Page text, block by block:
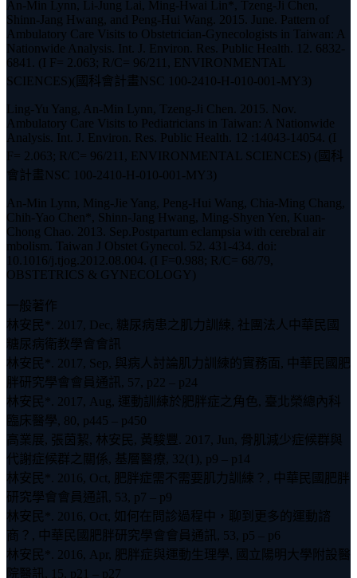
An-Min Lynn, Li-Jung Lai, Ming-Hwai Lin*, Tzeng-Ji Chen,
Shinn-Jang Hwang, and Peng-Hui Wang. 2015. June. Pattern of
Ambulatory Care Visits to Obstetrician-Gynecologists in Taiwan: A
Nationwide Analysis. Int. J. Environ. Res. Public Health. 12. 6832-
6841. (I F= 2.063; R/C= 96/211, ENVIRONMENTAL
SCIENCES)(國科會計畫NSC 100-2410-H-010-001-MY3)
Ling-Yu Yang, An-Min Lynn, Tzeng-Ji Chen. 2015. Nov.
Ambulatory Care Visits to Pediatricians in Taiwan: A Nationwide
Analysis. Int. J. Environ. Res. Public Health. 12 :14043-14054. (I
F= 2.063; R/C= 96/211, ENVIRONMENTAL SCIENCES) (國科
會計畫NSC 100-2410-H-010-001-MY3)
An-Min Lynn, Ming-Jie Yang, Peng-Hui Wang, Chia-Ming Chang,
Chih-Yao Chen*, Shinn-Jang Hwang, Ming-Shyen Yen, Kuan-
Chong Chao. 2013. Sep.Postpartum eclampsia with cerebral air
mbolism. Taiwan J Obstet Gynecol. 52. 431-434. doi:
10.1016/j.tjog.2012.08.004. (I F=0.988; R/C= 68/79,
OBSTETRICS & GYNECOLOGY)
一般著作
林安民*. 2017, Dec, 糖尿病患之肌力訓練, 社團法人中華民國
糖尿病衛教學會會訊
林安民*. 2017, Sep, 與病人討論肌力訓練的實務面, 中華民國肥
胖研究學會會員通訊, 57, p22 – p24
林安民*. 2017, Aug, 運動訓練於肥胖症之角色, 臺北榮總內科
臨床醫學, 80, p445 – p450
高業展, 張茵絜, 林安民, 黃駿豐. 2017, Jun, 骨肌減少症候群與
代謝症候群之關係, 基層醫療, 32(1), p9 – p14
林安民*. 2016, Oct, 肥胖症需不需要肌力訓練？, 中華民國肥胖
研究學會會員通訊, 53, p7 – p9
林安民*. 2016, Oct, 如何在問診過程中，聊到更多的運動諮
商？, 中華民國肥胖研究學會會員通訊, 53, p5 – p6
林安民*. 2016, Apr, 肥胖症與運動生理學, 國立陽明大學附設醫
院醫訊, 15, p21 – p27